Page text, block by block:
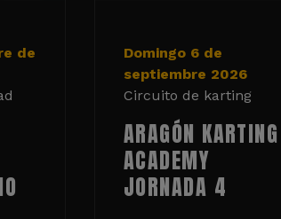
de
Domingo 6 de
septiembre 2026
Circuito de karting
ARAGÓN KARTING
ACADEMY
JORNADA 4